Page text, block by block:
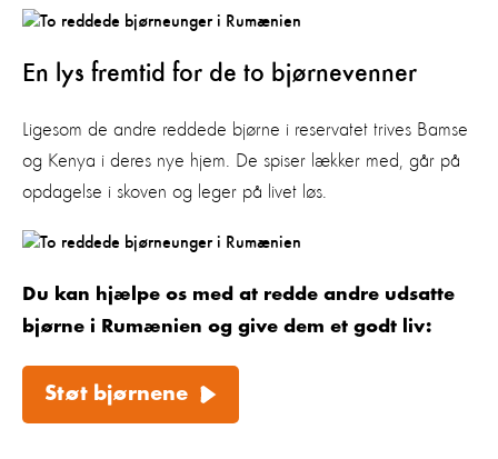
En lys fremtid for de to bjørnevenner
Ligesom de andre reddede bjørne i reservatet trives Bamse
og Kenya i deres nye hjem. De spiser lækker med, går på
opdagelse i skoven og leger på livet løs.
Du kan hjælpe os med at redde andre udsatte
bjørne i Rumænien og give dem et godt liv:
Støt bjørnene